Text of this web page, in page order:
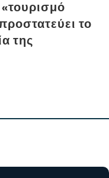
το
της